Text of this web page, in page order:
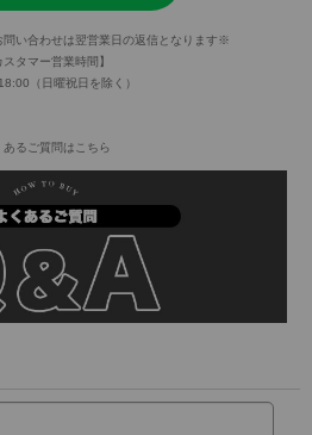
い合わせは翌営業日の返信となります※
スタマー営業時間】
（日曜祝日を除く）
あるご質問はこちら